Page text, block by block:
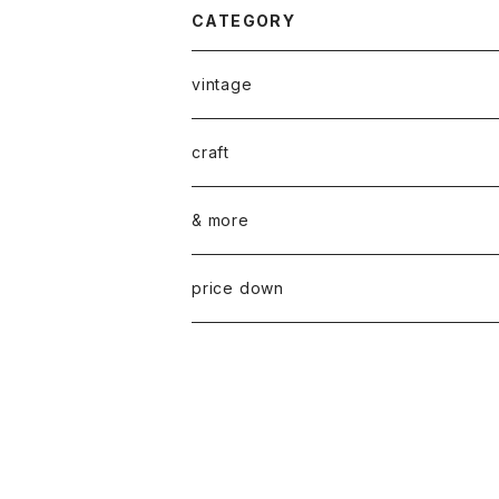
CATEGORY
vintage
ceramics
ARABIA
GUSTAVSBERG
glass
NUUTAJÄRVI
fabric
craft
染め花Horry
山口 和宏 木の器
& more
wear
price down